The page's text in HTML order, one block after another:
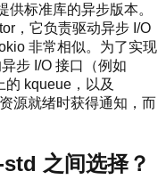
供标准库的异步版本。
，它负责驱动异步 I/O
非常相似。为了实现
步 I/O 接口（例如
的 kqueue，以及
源就绪时获得通知，而
之间选择？